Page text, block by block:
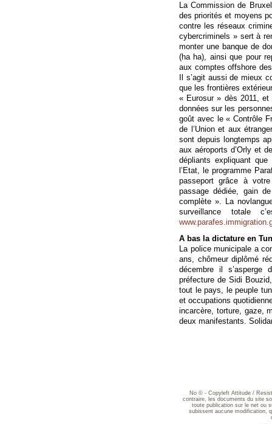
La Commission de
des priorités et moyens
contre les réseaux
cybercriminels » sert à
monter une banque de
(ha ha), ainsi que pour
aux comptes offshore
Il s’agit aussi de mieux
que les frontières
« Eurosur » dès 2011, et
données sur les
goût avec le « Contrôle
de l’Union et aux
sont depuis longtemps
aux aéroports d’Orly et
dépliants expliquant
l’Etat, le programme
passeport grâce à
passage dédiée, gain
complète ». La
surveillance totale
A bas la dictature en
La police municipale a
ans, chômeur diplômé
décembre il s’asperge
préfecture de Sidi
tout le pays, le peuple
et occupations
incarcère, torture, gaze,
deux manifestants.
No © - Copyleft Attitude /
contraire, les documents du site
toute publication sur le net ou
subissent aucune modification,